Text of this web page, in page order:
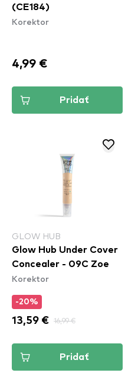
(CE184)
Korektor
4,99 €
Pridať
GLOW HUB
Glow Hub Under Cover
Concealer - 09C Zoe
Korektor
-20%
13,59 € 16,99 €
Pridať